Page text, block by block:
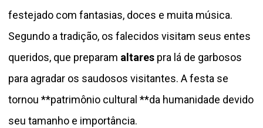
festejado com fantasias, doces e muita música.
Segundo a tradição, os falecidos visitam seus entes
queridos, que preparam altares pra lá de garbosos
para agradar os saudosos visitantes. A festa se
tornou **patrimônio cultural **da humanidade devido
seu tamanho e importância.